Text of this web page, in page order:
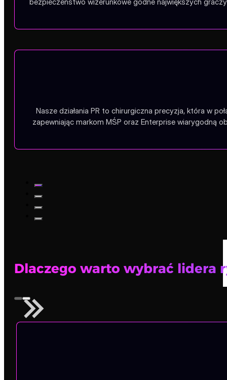
Nasze działania PR to chirurgiczna precyzja, która w
zapewniając markom MŚP oraz Enterprise wiarygodną
Dlaczego warto wybrać lidera